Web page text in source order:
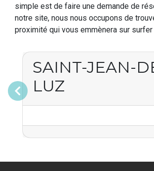
simple est de faire une demande de
notre site, nous nous occupons de
proximité qui vous emmènera sur
SAINT-JEAN-
LUZ